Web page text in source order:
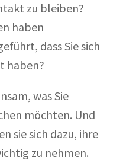
zu bleiben?
haben
dass Sie sich
haben?
was Sie
möchten. Und
sie sich dazu, ihre
zu nehmen.